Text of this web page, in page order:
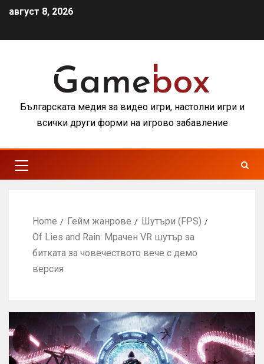
август 8, 2026
Българската медия за видео игри, настолни игри и
всички други форми на игрово забавление
Home Гейм жанрове
Шутъри (FPS)
Of Lies and Rain: Мрачен VR шутър за
битката за човечеството вече с демо
версия